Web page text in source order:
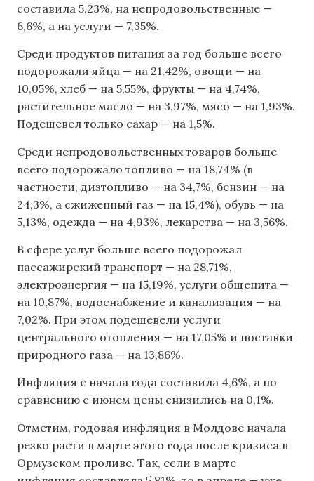
составила 5,23%, на непродовольственные —
6,6%, а на услуги — 7,35%.
Среди продуктов питания за год больше всего
подорожали яйца — на 21,42%, овощи — на
10,05%, хлеб — на 5,55%, фрукты — на 4,74%,
растительное масло — на 3,97%, мясо — на 1,93%.
Подешевел только сахар — на 1,5%.
Среди непродовольственных товаров больше
всего подорожало топливо — на 18,74% (в
частности, дизтопливо — на 34,7%, бензин — на
24,3%, а сжиженный газ — на 15,4%), обувь — на
5,13%, одежда — на 4,93%, лекарства — на 3,56%.
В сфере услуг больше всего подорожал
пассажирский транспорт — на 28,71%,
электроэнергия — на 15,19%, услуги общепита —
на 10,87%, водоснабжение и канализация — на
7,02%. При этом подешевели услуги
центрального отопления — на 17,05% и поставки
природного газа — на 13,86%.
Инфляция с начала года составила 4,6%, а по
сравнению с июнем цены снизились на 0,1%.
Отметим, годовая инфляция в Молдове начала
резко расти в марте этого года после кризиса в
Ормузском проливе. Так, если в марте